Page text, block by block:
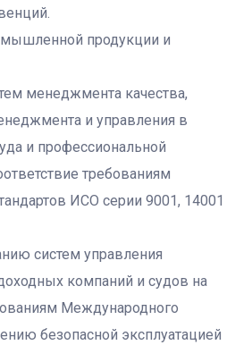
продукции и
менеджмента качества,
и управления в
и профессиональной
требованиям
ИСО серии 9001, 14001
систем управления
компаний и судов на
Mеждународного
безопасной эксплуатацией